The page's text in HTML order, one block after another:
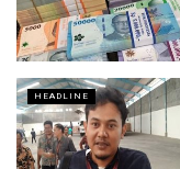
HEADLINE